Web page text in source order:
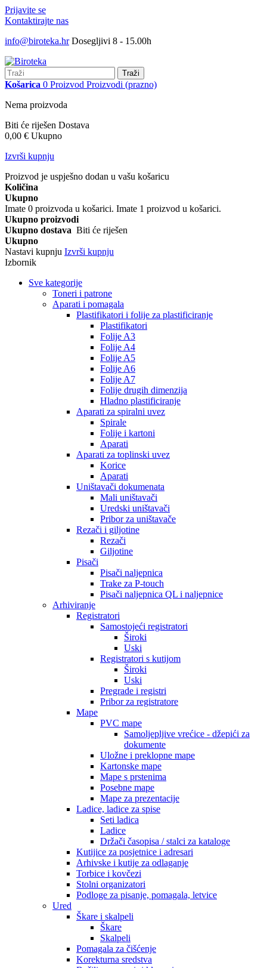
Prijavite se
Kontaktirajte nas
info@biroteka.hr Dosegljivi 8 - 15.00h
Traži
Košarica 0 Proizvod Proizvodi (prazno)
Nema proizvoda
Biti će riješen Dostava
0,00 € Ukupno
Izvrši kupnju
Proizvod je uspješno dodan u vašu košaricu
Količina
Ukupno
Imate 0 proizvoda u košarici. Imate 1 proizvod u košarici.
Ukupno proizvodi
Ukupno dostava Biti će riješen
Ukupno
Nastavi kupnju Izvrši kupnju
Izbornik
Sve kategorije
Toneri i patrone
Aparati i pomagala
Plastifikatori i folije za plastificiranje
Plastifikatori
Folije A3
Folije A4
Folije A5
Folije A6
Folije A7
Folije drugih dimenzija
Hladno plastificiranje
Aparati za spiralni uvez
Spirale
Folije i kartoni
Aparati
Aparati za toplinski uvez
Korice
Aparati
Uništavači dokumenata
Mali uništavači
Uredski uništavači
Pribor za uništavače
Rezači i giljotine
Rezači
Giljotine
Pisači
Pisači naljepnica
Trake za P-touch
Pisači naljepnica QL i naljepnice
Arhiviranje
Registratori
Samostojeći registratori
Široki
Uski
Registratori s kutijom
Široki
Uski
Pregrade i registri
Pribor za registratore
Mape
PVC mape
Samoljepljive vrećice - džepići za
dokumente
Uložne i preklopne mape
Kartonske mape
Mape s prstenima
Posebne mape
Mape za prezentacije
Ladice, ladice za spise
Seti ladica
Ladice
Držači časopisa / stalci za kataloge
Kutijice za posjetnice i adresari
Arhivske i kutije za odlaganje
Torbice i kovčezi
Stolni organizatori
Podloge za pisanje, pomagala, letvice
Ured
Škare i skalpeli
Škare
Skalpeli
Pomagala za čišćenje
Korekturna sredstva